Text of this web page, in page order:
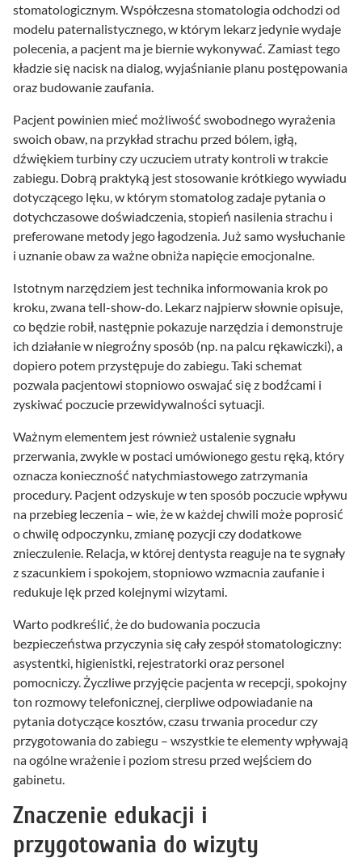
stomatologicznym. Współczesna stomatologia odchodzi od
modelu paternalistycznego, w którym lekarz jedynie wydaje
polecenia, a pacjent ma je biernie wykonywać. Zamiast tego
kładzie się nacisk na dialog, wyjaśnianie planu postępowania
oraz budowanie zaufania.
Pacjent powinien mieć możliwość swobodnego wyrażenia
swoich obaw, na przykład strachu przed bólem, igłą,
dźwiękiem turbiny czy uczuciem utraty kontroli w trakcie
zabiegu. Dobrą praktyką jest stosowanie krótkiego wywiadu
dotyczącego lęku, w którym stomatolog zadaje pytania o
dotychczasowe doświadczenia, stopień nasilenia strachu i
preferowane metody jego łagodzenia. Już samo wysłuchanie
i uznanie obaw za ważne obniża napięcie emocjonalne.
Istotnym narzędziem jest technika informowania krok po
kroku, zwana tell-show-do. Lekarz najpierw słownie opisuje,
co będzie robił, następnie pokazuje narzędzia i demonstruje
ich działanie w niegroźny sposób (np. na palcu rękawiczki), a
dopiero potem przystępuje do zabiegu. Taki schemat
pozwala pacjentowi stopniowo oswajać się z bodźcami i
zyskiwać poczucie przewidywalności sytuacji.
Ważnym elementem jest również ustalenie sygnału
przerwania, zwykle w postaci umówionego gestu ręką, który
oznacza konieczność natychmiastowego zatrzymania
procedury. Pacjent odzyskuje w ten sposób poczucie wpływu
na przebieg leczenia – wie, że w każdej chwili może poprosić
o chwilę odpoczynku, zmianę pozycji czy dodatkowe
znieczulenie. Relacja, w której dentysta reaguje na te sygnały
z szacunkiem i spokojem, stopniowo wzmacnia zaufanie i
redukuje lęk przed kolejnymi wizytami.
Warto podkreślić, że do budowania poczucia
bezpieczeństwa przyczynia się cały zespół stomatologiczny:
asystentki, higienistki, rejestratorki oraz personel
pomocniczy. Życzliwe przyjęcie pacjenta w recepcji, spokojny
ton rozmowy telefonicznej, cierpliwe odpowiadanie na
pytania dotyczące kosztów, czasu trwania procedur czy
przygotowania do zabiegu – wszystkie te elementy wpływają
na ogólne wrażenie i poziom stresu przed wejściem do
gabinetu.
Znaczenie edukacji i
przygotowania do wizyty